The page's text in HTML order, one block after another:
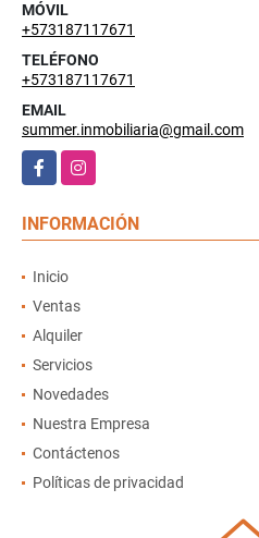
MÓVIL
+573187117671
TELÉFONO
+573187117671
EMAIL
summer.inmobiliaria@gmail.com
FacebookInstagram
INFORMACIÓN
Inicio
Ventas
Alquiler
Servicios
Novedades
Nuestra Empresa
Contáctenos
Políticas de privacidad